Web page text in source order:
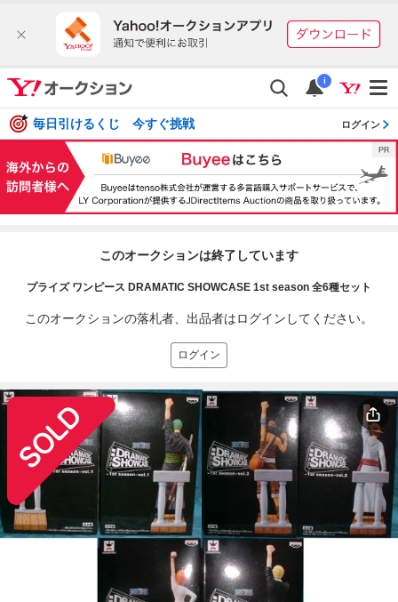
i
毎日引けるくじ 今すぐ挑戦 ログイン
このオークションは終了しています
プライズ ワンピース DRAMATIC SHOWCASE 1st season 全6種セット
このオークションの落札者、出品者はログインしてください。
ログイン